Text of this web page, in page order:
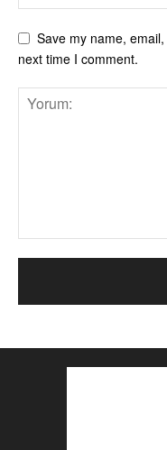
Save my name,
next time I comment.